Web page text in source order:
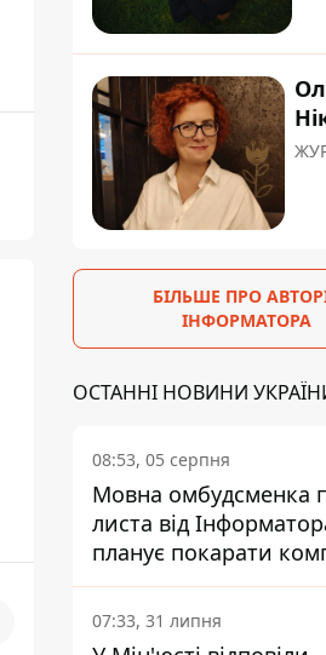
БІЛЬШЕ ПРО
ІНФОРМАТОРА
ОСТАННІ НОВИНИ
08:53, 05 серпня
Мовна омбудсменка
листа від
планує покарати
підрядника
07:33, 31 липня